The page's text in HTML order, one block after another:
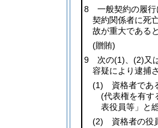
8 一般契約の履行
契約関係者に死
故が重大である
(贈賄)
9 次の(1) (2)又
容疑により逮捕
(1) 資格者であ
(代表権を有す
表役員等」と
(2) 資格者の役